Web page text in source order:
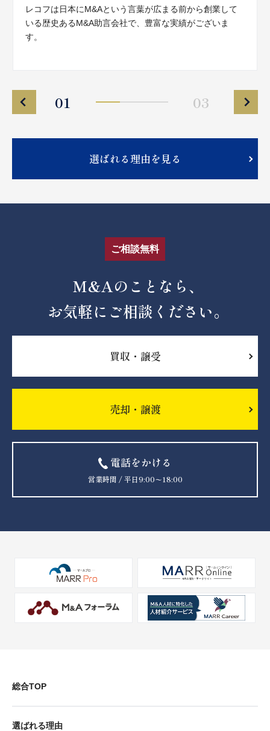
レコフは日本にM&Aという言葉が広まる前から創業して
いる歴史あるM&A助言会社で、豊富な実績がございま
す。
01 03
選ばれる理由を見る
ご相談無料
M&Aのことなら、
お気軽にご相談ください。
買収・譲受
売却・譲渡
電話をかける
営業時間 / 平日9:00〜18:00
総合TOP
選ばれる理由